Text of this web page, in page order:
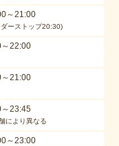
～21:00
ーストップ20:30)
22:00
21:00
23:45
により異なる
～23:00